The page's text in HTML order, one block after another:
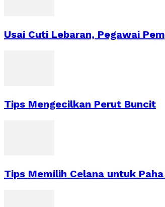
Usai Cuti Lebaran, Pegawai
Tips Mengecilkan Perut Buncit
Tips Memilih Celana untuk